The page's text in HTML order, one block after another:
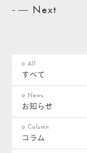
Next
All
すべて
News
お知らせ
Column
コラム